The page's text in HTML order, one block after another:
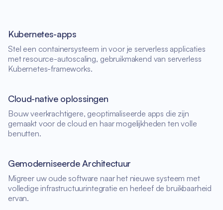
Kubernetes-apps
Stel een containersysteem in voor je serverless applicaties
met resource-autoscaling, gebruikmakend van serverless
Kubernetes-frameworks.
Cloud-native oplossingen
Bouw veerkrachtigere, geoptimaliseerde apps die zijn
gemaakt voor de cloud en haar mogelijkheden ten volle
benutten.
Gemoderniseerde Architectuur
Migreer uw oude software naar het nieuwe systeem met
volledige infrastructuurintegratie en herleef de bruikbaarheid
ervan.